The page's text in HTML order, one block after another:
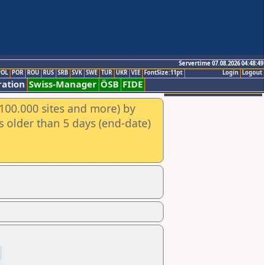
Servertime 07.08.2026 04:48:49
Logout
Login
POR ROU RUS SRB SVK SWE TUR UKR VIE FontSize:11pt
Swiss-Manager ÖSB FIDE
sites and more) by
older than 5 days (end-date)